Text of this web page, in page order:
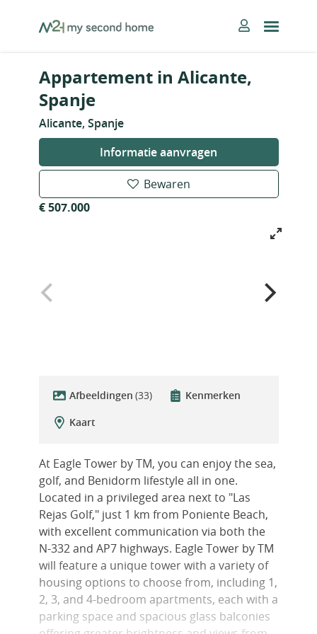
MySecondHome
Appartement in Alicante,
Spanje
Alicante, Spanje
Informatie aanvragen
Bewaren
€ 507.000
Afbeeldingen (33)
Kenmerken
Kaart
At Eagle Tower by TM, you can enjoy the sea,
golf, and Benidorm lifestyle all in one.
Located in a privileged area next to "Las
Rejas Golf," just 1 km from Poniente Beach,
with excellent communication via both the
N-332 and AP7 highways. Eagle Tower by TM
will feature a unique tower with a variety of
housing options to choose from, including 1,
2, 3, and 4-bedroom apartments, each with a
parking space and spacious glass balconies